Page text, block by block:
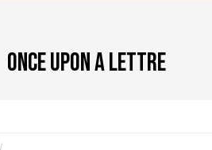
Once Upon a Lettre